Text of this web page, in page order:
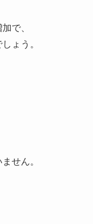
で、
ょう。
せん。